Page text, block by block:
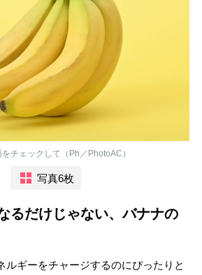
チェックして（Ph／PhotoAC）
写真6枚
るだけじゃない、バナナの
ルギーをチャージするのにぴったりと